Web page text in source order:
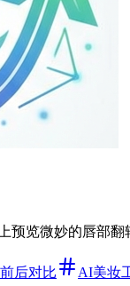
预览微妙的唇部翻
前后对比 AI美妆